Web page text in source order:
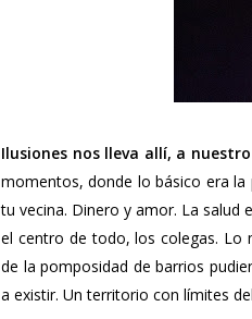
Ilusiones nos lleva allí, a
momentos, donde lo básico era
tu vecina. Dinero y amor. La salud
el centro de todo, los colegas. Lo
de la pomposidad de barrios
a existir. Un territorio con límites